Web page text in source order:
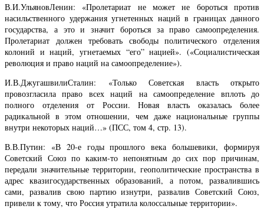
В.И.УльяновЛенин: «Пролетариат не может не бороться против
насильственного удержания угнетенных наций в границах данного
государства, а это и значит бороться за право самоопределения.
Пролетариат должен требовать свободы политического отделения
колоний и наций, угнетаемых “его” нацией». («Социалистическая
революция и право наций на самоопределение»).
И.В.ДжугашвилиСталин: «Только Советская власть открыто
провозгласила право всех наций на самоопределение вплоть до
полного отделения от России. Новая власть оказалась более
радикальной в этом отношении, чем даже национальные группы
внутри некоторых наций…» (ПСС, том 4, стр. 13).
В.В.Путин: «В 20-е годы прошлого века большевики, формируя
Советский Союз по каким-то непонятным до сих пор причинам,
передали значительные территории, геополитические пространства в
адрес квазигосударственных образований, а потом, развалившись
сами, развалив свою партию изнутри, развалив Советский Союз,
привели к тому, что Россия утратила колоссальные территории».